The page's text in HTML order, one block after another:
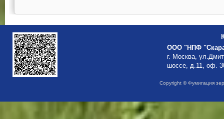
ООО "НПФ
г. Москва,
шоссе, д.11, оф.
Copyright © Фумигация